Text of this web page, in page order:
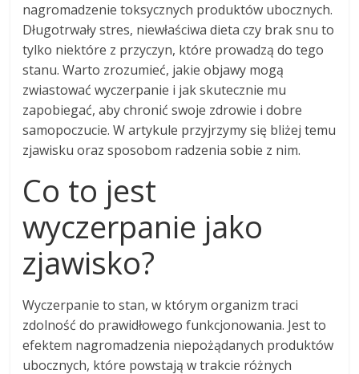
nagromadzenie toksycznych produktów ubocznych.
Długotrwały stres, niewłaściwa dieta czy brak snu to
tylko niektóre z przyczyn, które prowadzą do tego
stanu. Warto zrozumieć, jakie objawy mogą
zwiastować wyczerpanie i jak skutecznie mu
zapobiegać, aby chronić swoje zdrowie i dobre
samopoczucie. W artykule przyjrzymy się bliżej temu
zjawisku oraz sposobom radzenia sobie z nim.
Co to jest
wyczerpanie jako
zjawisko?
Wyczerpanie to stan, w którym organizm traci
zdolność do prawidłowego funkcjonowania. Jest to
efektem nagromadzenia niepożądanych produktów
ubocznych, które powstają w trakcie różnych